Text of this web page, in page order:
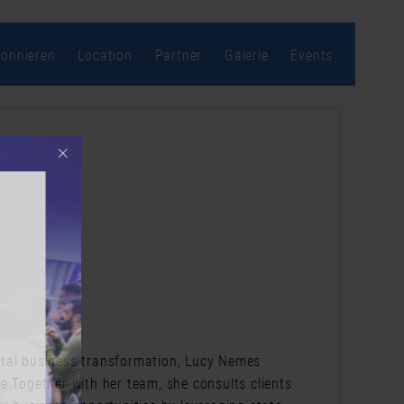
Location Partner Galerie Events
business transformation, Lucy Nemes
with her team, she consults clients
und